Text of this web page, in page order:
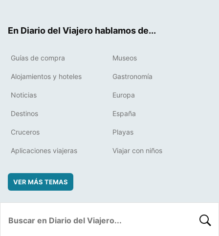
En Diario del Viajero hablamos de...
Guías de compra Museos
Alojamientos y hoteles Gastronomía
Noticias Europa
Destinos España
Cruceros Playas
Aplicaciones viajeras Viajar con niños
VER MÁS TEMAS